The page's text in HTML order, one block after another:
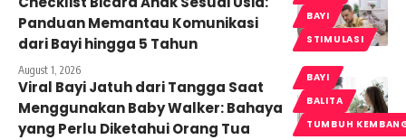
BAYI
STIMULASI
Panduan Memantau Komunikasi
dari Bayi hingga 5 Tahun
August 1, 2026
BAYI
BALITA
TUMBUH
Viral Bayi Jatuh dari Tangga Saat
Menggunakan Baby Walker: Bahaya
yang Perlu Diketahui Orang Tua